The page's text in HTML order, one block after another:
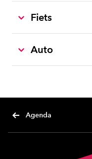
Fiets
Auto
Agenda